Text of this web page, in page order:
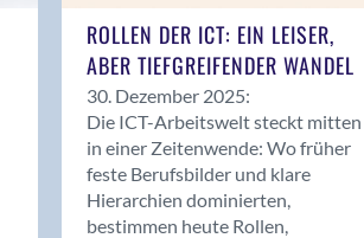
Balzers
Bassersdorf
Benken (SG)
Bergdietikon
ROLLEN DER ICT: EIN LEISER,
ABER TIEFGREIFENDER WANDEL
30. Dezember 2025:
Die ICT-Arbeitswelt steckt mitten
in einer Zeitenwende: Wo früher
feste Berufsbilder und klare
Hierarchien dominierten,
bestimmen heute Rollen,